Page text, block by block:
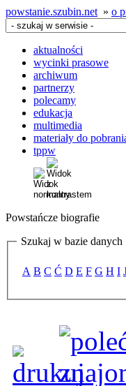
powstanie.szubin.net » o
aktualności
wycinki prasowe
archiwum
partnerzy
polecamy
edukacja
multimedia
materiały do
tppw
Powstańcze biografie
Szukaj w bazie danych
A B C Ć D E F G H I